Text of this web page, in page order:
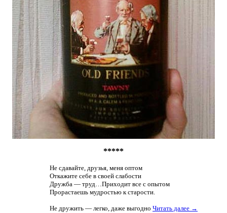
*****
Не сдавайте, друзья, меня оптом
Откажите себе в своей слабости
Дружба — труд…Приходит все с опытом
Прорастаешь мудростью к старости.
Не дружить — легко, даже выгодно Читать далее →